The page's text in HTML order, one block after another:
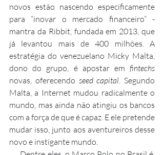
novos estão nascendo especificamente
para “inovar o mercado financeiro” -
mantra da Ribbit, fundada em 2013, que
já levantou mais de 400 milhões. A
estratégia do venezuelano Micky Malta,
dono do grupo, é apostar em fintechs
novas, oferecendo seed capital . Segundo
Malta, a Internet mudou radicalmente o
mundo, mas ainda não atingiu os bancos
com a força de que é capaz. E ele pretende
mudar isso, junto aos aventureiros desse
novo e instigante mundo.